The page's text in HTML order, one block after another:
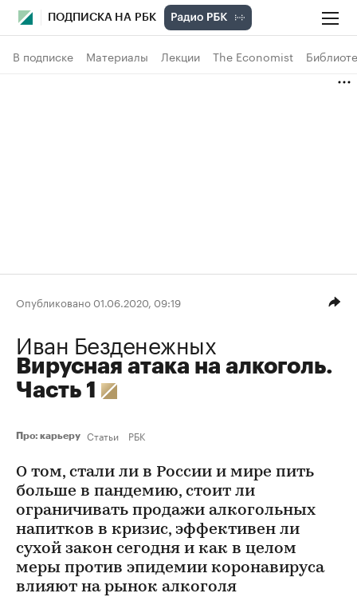
ПОДПИСКА НА РБК
В подписке Материалы Лекции The Economist
Опубликовано 01.06.2020, 09:19
Иван Безденежных
Вирусная атака на алкоголь.
Часть 1
Про: карьеру Статьи РБК
О том, стали ли в России и мире пить
больше в пандемию, стоит ли
ограничивать продажи алкогольных
напитков в кризис, эффективен ли
сухой закон сегодня и как в целом
меры против эпидемии коронавируса
влияют на рынок алкоголя